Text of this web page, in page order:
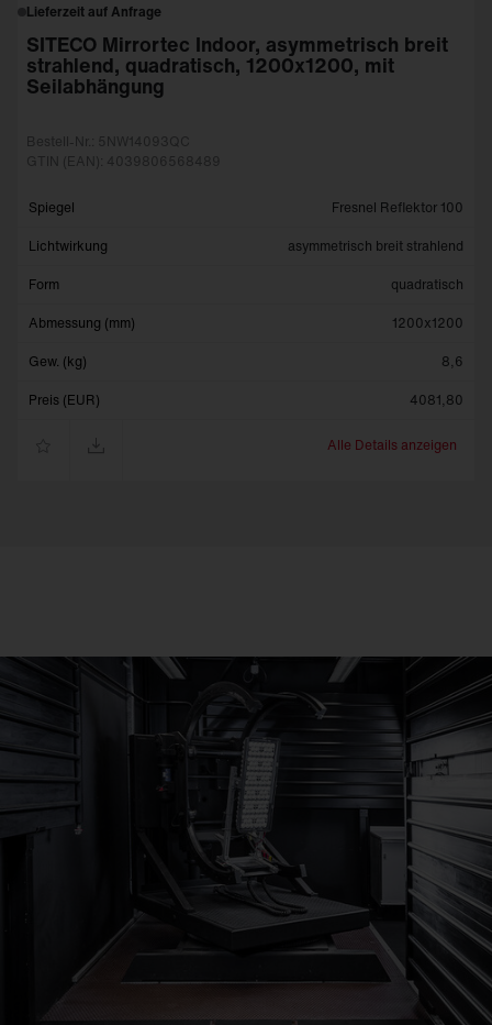
Lieferzeit auf Anfrage
SITECO Mirrortec Indoor, asymmetrisch breit
strahlend, quadratisch, 1200x1200, mit
Seilabhängung
Bestell-Nr.: 5NW14093QC
GTIN (EAN): 4039806568489
Spiegel Fresnel Reflektor 100
Lichtwirkung asymmetrisch breit strahlend
Form quadratisch
Abmessung (mm) 1200x1200
Gew. (kg) 8,6
Preis (EUR) 4081,80
Alle Details anzeigen